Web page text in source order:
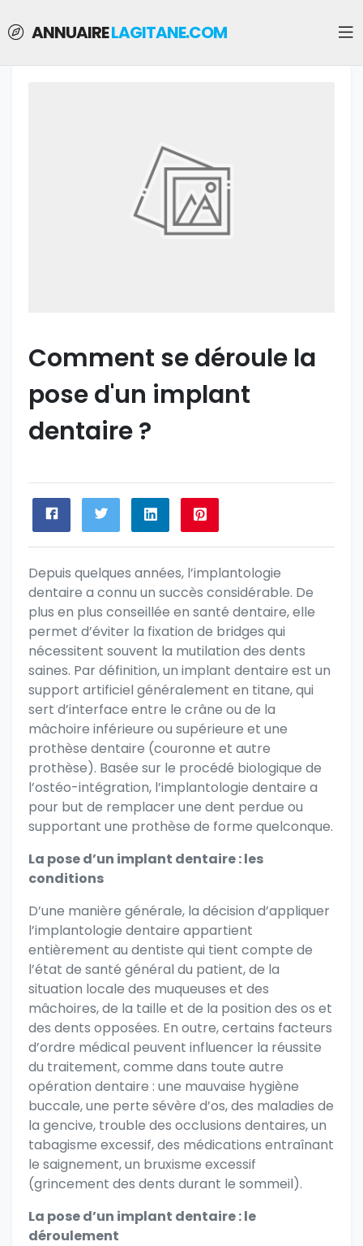
ANNUAIRELAGITANE.COM
Comment se déroule la
pose d'un implant
dentaire ?
Depuis quelques années, l’implantologie
dentaire a connu un succès considérable. De
plus en plus conseillée en santé dentaire, elle
permet d’éviter la fixation de bridges qui
nécessitent souvent la mutilation des dents
saines. Par définition, un implant dentaire est un
support artificiel généralement en titane, qui
sert d’interface entre le crâne ou de la
mâchoire inférieure ou supérieure et une
prothèse dentaire (couronne et autre
prothèse). Basée sur le procédé biologique de
l’ostéo-intégration, l’implantologie dentaire a
pour but de remplacer une dent perdue ou
supportant une prothèse de forme quelconque.
La pose d’un implant dentaire : les
conditions
D’une manière générale, la décision d’appliquer
l’implantologie dentaire appartient
entièrement au dentiste qui tient compte de
l’état de santé général du patient, de la
situation locale des muqueuses et des
mâchoires, de la taille et de la position des os et
des dents opposées. En outre, certains facteurs
d’ordre médical peuvent influencer la réussite
du traitement, comme dans toute autre
opération dentaire : une mauvaise hygiène
buccale, une perte sévère d’os, des maladies de
la gencive, trouble des occlusions dentaires, un
tabagisme excessif, des médications entraînant
le saignement, un bruxisme excessif
(grincement des dents durant le sommeil).
La pose d’un implant dentaire : le
déroulement